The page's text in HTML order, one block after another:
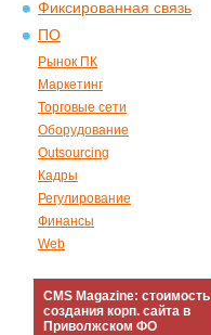
Фиксированная связь
ПО
Рынок ПК
Маркетинг
Торговые сети
Оборудование
Outsourcing
Кадры
Регулирование
Финансы
Web
CMS Magazine: стоимость
создания корп. сайта в
Приволжском ФО